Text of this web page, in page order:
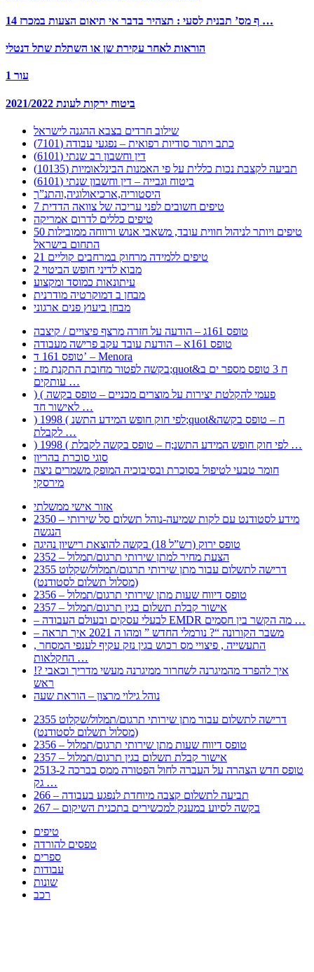
14 ף מס’ תבנית לסעי : תצהיר בדבר אי תיאום הצעות במכרז …
הוראות לאחר עקירת שן או השתלת שתל דנטלי
עור 1
ביטוח ירקות לעונת 2021/2022
שילוב חרדים בצבא ההגנה לישראל
כתב ויתור סודיות רפואית – נפגעי עבודה (7101)
דין וחשבון רב שנתי (6101)
תביעה לקצבת נכות כללית על פי האמנות הבינלאומיות (10135)
ביטוח וגבייה – דין וחשבון שנתי (6101)
היסטוריה,ארכיאולוגיה,והתנ”ך
7 טיפים חשובים לפני עריכה של צוואה הדדית
טיפים כללים לדרום אמריקה
50 טיפים ויותר לניהול חווית עובד, משאבי אנוש ורווחה ממובילות
התחום בישראל
21 טיפים ללמידה מרחוק במרחבים קוליים
מבוא לדיני חופש הביטוי 2
עיתונאות כמוסד ומקצוע
מבחן ב דמוקרטיה מודרנית
מבחן ביעוץ פנים ארגוני
טופס 161ג – הודעה על חזרה מרצף פיצויים / קיצבה
טופס 161א – הודעת עובד עקב פרישה מעבודה
טופס 161 ד’ – Menora
: בקשה לפטור מחובת התקנת מז;quot&ח 3 טופס מספר ים ב
עותקים …
) ( פעמי להקלטת יצירות על מוצרים מכניים – טופס בקשה
לאישור חד …
) 1998 ( לפי חוק חופש המידע התשנ;quot&ח – טופס בקשה
לקבלת …
) 1998 ( לפי חוק חופש המידע התשנ;ח – טופס בקשה לקבלת …
סוגי סוכרת בהריון
חומר טבעי לטיפול בסוכרת ובסיבוכיה המופק משמרים ניצה
מירסקי
אזור אישי ממשלתי
2350 – מידע לסטודנט עם לקות שמיעה-נוהל תשלום סל שירותי
הנגשה
טופס ירוק (רש”ל 18) בקשה להוצאת רישיון נהיגה
2352 – הצעת מחיר למתן שירותי תרגום/תמלול
2355 דרישה לתשלום עבור מתן שירותי תרגום/תמלול/שקלוט
(מסלול תשלום לסטודנט)
2356 – טופס דיווח שעות מתן שירותי תרגום/תמלול
2357 – אישור קבלת תשלום בגין תרגום/תמלול
– לבעלי עסקים ובעולם העבודה EMDR מה הקשר בין חסמים …
– משבר הקורונה “? נורמלי החדש ” ומהו ה 2021 איך תראה
, התעשייה , פיצויי מס רכוש בגין נזק עקיף לענפי המסחר
החקלאות …
!? איך להפרד מהמיגרנה לשחרור ממיגרנה מעשי מדריך וכאבי
ראש
נוהל גילוי מרצון – הוראת שעה
2355 דרישה לתשלום עבור מתן שירותי תרגום/תמלול/שקלוט
(מסלול תשלום לסטודנט)
2356 – טופס דיווח שעות מתן שירותי תרגום/תמלול
2357 – אישור קבלת תשלום בגין תרגום/תמלול
2513-2 טופס חדש הצהרה על העברה לחול הפטורה ממס בברכה
גק …
266 – תביעה לתשלום קצבה מיוחדת לנפגע בעבודה
267 – בקשה לסיוע במענק למכשירים בתכנית השיקום
טיפים
טפסים להורדה
ספרים
עבודות
שונות
רכב